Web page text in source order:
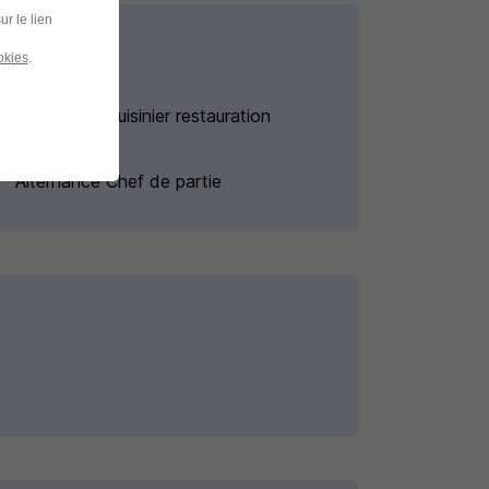
Alternance Cuisinier restauration
Alternance Chef de partie
le lien
.